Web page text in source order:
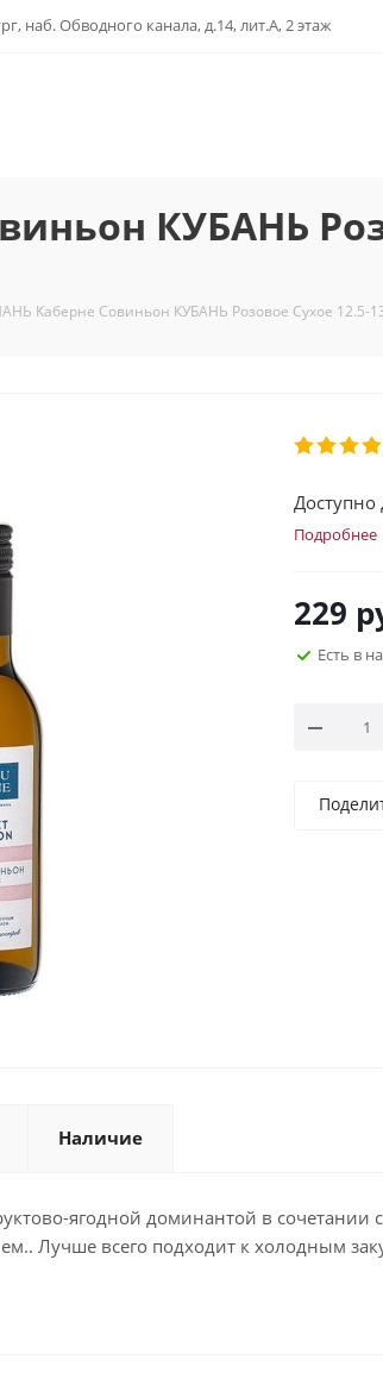
наб. Обводного канала, д.14, лит.А, 2 этаж
КУБАНЬ
Каберне Совиньон КУБАНЬ Розовое Сухое 12.5-
Доступно
Подробнее
229
Есть в
Наличие
ягодной доминантой в
Лучше всего подходит к холодным